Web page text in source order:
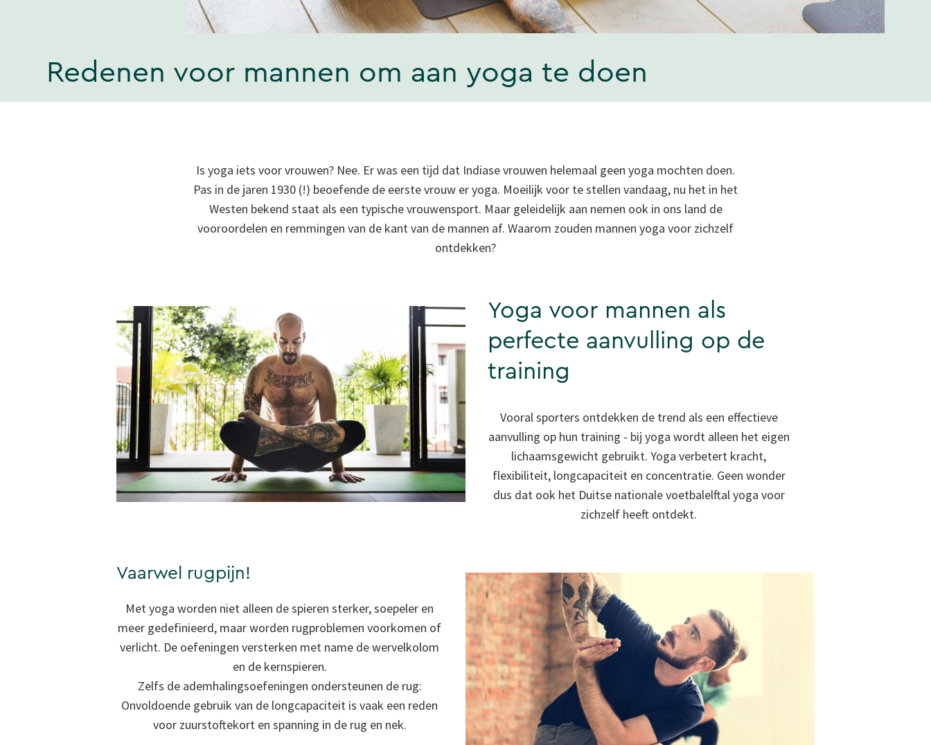
Redenen voor mannen om aan yoga te doen
Is yoga iets voor vrouwen? Nee. Er was een tijd dat Indiase vrouwen helemaal geen yoga mochten doen.
Pas in de jaren 1930 (!) beoefende de eerste vrouw er yoga. Moeilijk voor te stellen vandaag, nu het in het
Westen bekend staat als een typische vrouwensport. Maar geleidelijk aan nemen ook in ons land de
vooroordelen en remmingen van de kant van de mannen af. Waarom zouden mannen yoga voor zichzelf
ontdekken?
Yoga voor mannen als
perfecte aanvulling op de
training
Vooral sporters ontdekken de trend als een effectieve
aanvulling op hun training - bij yoga wordt alleen het eigen
lichaamsgewicht gebruikt. Yoga verbetert kracht,
flexibiliteit, longcapaciteit en concentratie. Geen wonder
dus dat ook het Duitse nationale voetbalelftal yoga voor
zichzelf heeft ontdekt.
Vaarwel rugpijn!
Met yoga worden niet alleen de spieren sterker, soepeler en
meer gedefinieerd, maar worden rugproblemen voorkomen of
verlicht. De oefeningen versterken met name de wervelkolom
en de kernspieren.
Zelfs de ademhalingsoefeningen ondersteunen de rug:
Onvoldoende gebruik van de longcapaciteit is vaak een reden
voor zuurstoftekort en spanning in de rug en nek.